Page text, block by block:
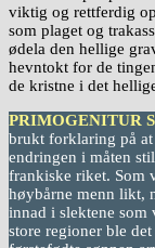
viktig og rettferdig
som plaget og
ødela den hellige
hevntokt for de
de kristne i det
PRIMOGENITUR
brukt forklaring på
endringen i måten
frankiske riket. Som
høybårne menn likt,
innad i slektene som
store regioner ble